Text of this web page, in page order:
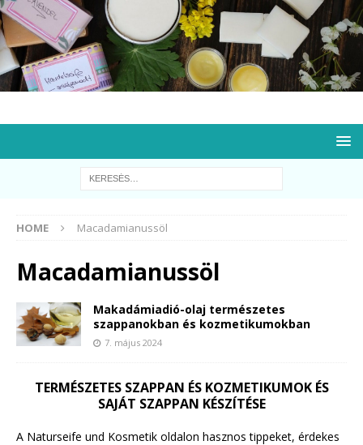
HOME Macadamianussöl
Macadamianussöl
Makadámiadió-olaj természetes
szappanokban és kozmetikumokban
7. május 2024
TERMÉSZETES SZAPPAN ÉS KOZMETIKUMOK ÉS
SAJÁT SZAPPAN KÉSZÍTÉSE
A Naturseife und Kosmetik oldalon hasznos tippeket, érdekes